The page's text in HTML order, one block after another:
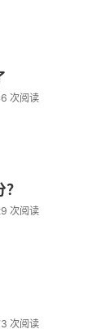
次阅读
次阅读
次阅读